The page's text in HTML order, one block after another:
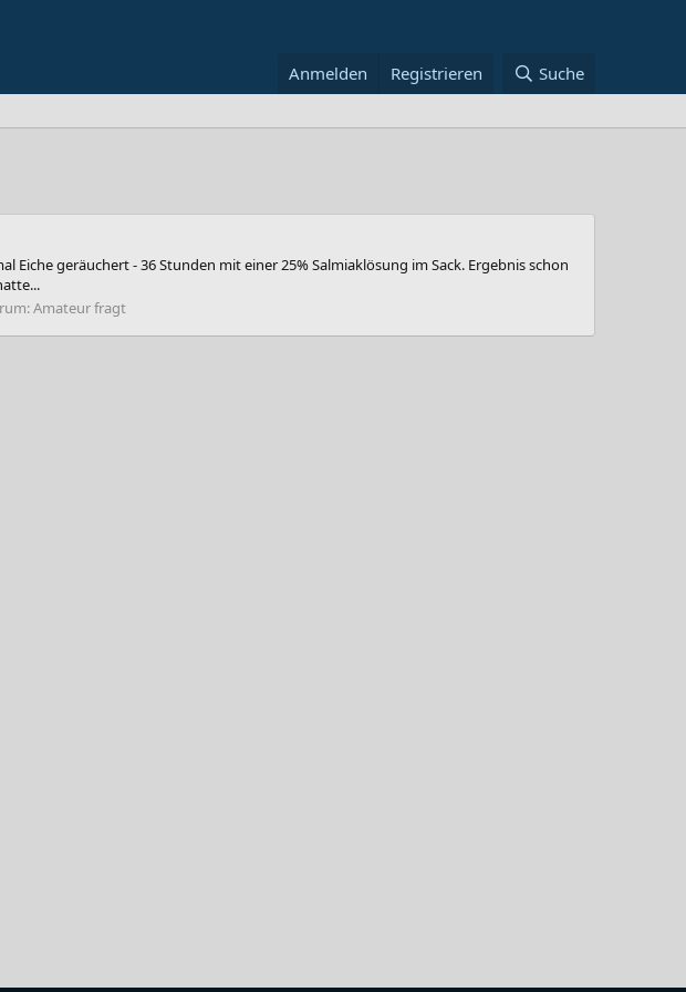
Anmelden Registrieren Suche
Eiche geräuchert - 36 Stunden mit einer 25% Salmiaklösung im Sack. Ergebnis schon
Amateur fragt